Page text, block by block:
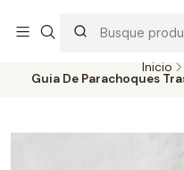
probados con altos
Inicio
Guia De Parachoques